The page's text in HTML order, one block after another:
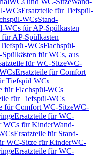
WCs und WC-SitzeWand-
WCsErsatzteile für Tiefspül-
WCsStand-
WCs für AP-Spülkasten
AP-Spülkasten
WCsFlachspül-
Spülkästen für WCs, aus
für WC-SitzeWC-
Ersatzteile für Comfort
Tiefspül-WCs
für Flachspül-WCs
für Tiefspül-WCs
für Comfort WC-SitzeWC-
Ersatzteile für WC-
WCs für KinderWand-
Ersatzteile für Stand-
WC-Sitze für KinderWC-
Ersatzteile für WC-